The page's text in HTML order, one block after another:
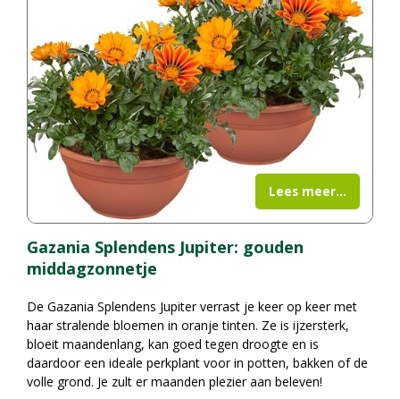
Gazania Splendens Jupiter: gouden
middagzonnetje
De Gazania Splendens Jupiter verrast je keer op keer met
haar stralende bloemen in oranje tinten. Ze is ijzersterk,
bloeit maandenlang, kan goed tegen droogte en is
daardoor een ideale perkplant voor in potten, bakken of de
volle grond. Je zult er maanden plezier aan beleven!
Lees meer...